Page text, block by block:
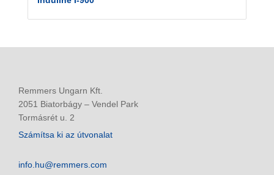
Remmers Ungarn Kft.
2051 Biatorbágy – Vendel Park
Tormásrét u. 2
Számítsa ki az útvonalat
info.hu@remmers.com